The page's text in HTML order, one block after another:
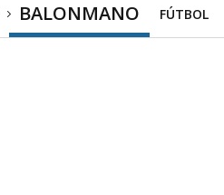
BALONMANO FÚTBOL